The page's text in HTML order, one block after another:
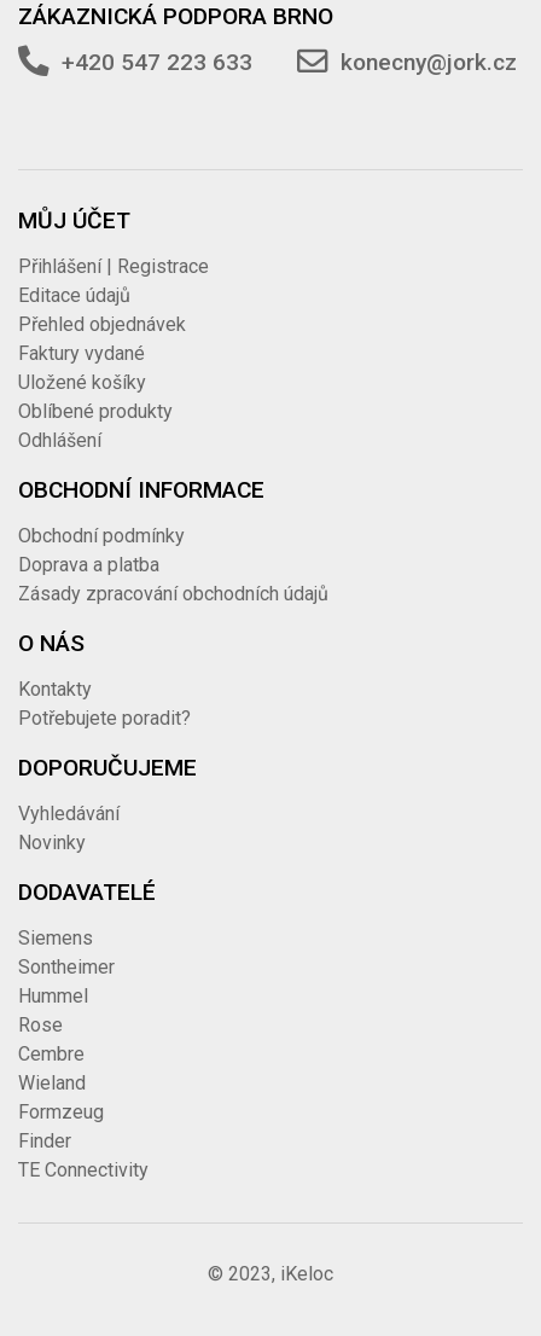
ZÁKAZNICKÁ PODPORA BRNO
+420 547 223 633
konecny@jork.cz
MŮJ ÚČET
Přihlášení | Registrace
Editace údajů
Přehled objednávek
Faktury vydané
Uložené košíky
Oblíbené produkty
Odhlášení
OBCHODNÍ INFORMACE
Obchodní podmínky
Doprava a platba
Zásady zpracování obchodních údajů
O NÁS
Kontakty
Potřebujete poradit?
DOPORUČUJEME
Vyhledávání
Novinky
DODAVATELÉ
Siemens
Sontheimer
Hummel
Rose
Cembre
Wieland
Formzeug
Finder
TE Connectivity
© 2023, iKeloc